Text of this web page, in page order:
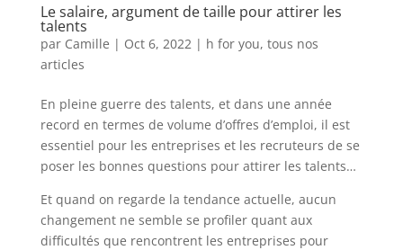
Le salaire, argument de taille pour attirer les
talents
par Camille | Oct 6, 2022| h for you, tous nos
articles
En pleine guerre des talents, et dans une année
record en termes de volume d’offres d’emploi, il est
essentiel pour les entreprises et les recruteurs de se
poser les bonnes questions pour attirer les talents…
Et quand on regarde la tendance actuelle, aucun
changement ne semble se profiler quant aux
difficultés que rencontrent les entreprises pour